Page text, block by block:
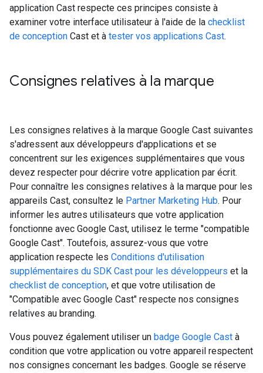
application Cast respecte ces principes consiste à
examiner votre interface utilisateur à l'aide de la checklist
de conception Cast et à tester vos applications Cast.
Consignes relatives à la marque
Les consignes relatives à la marque Google Cast suivantes
s'adressent aux développeurs d'applications et se
concentrent sur les exigences supplémentaires que vous
devez respecter pour décrire votre application par écrit.
Pour connaître les consignes relatives à la marque pour les
appareils Cast, consultez le Partner Marketing Hub. Pour
informer les autres utilisateurs que votre application
fonctionne avec Google Cast, utilisez le terme "compatible
Google Cast". Toutefois, assurez-vous que votre
application respecte les Conditions d'utilisation
supplémentaires du SDK Cast pour les développeurs et la
checklist de conception, et que votre utilisation de
"Compatible avec Google Cast" respecte nos consignes
relatives au branding.
Vous pouvez également utiliser un badge Google Cast à
condition que votre application ou votre appareil respectent
nos consignes concernant les badges. Google se réserve